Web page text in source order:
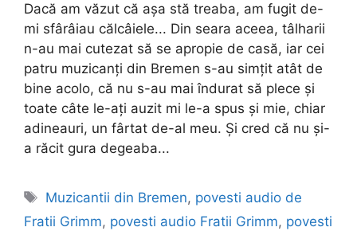
Dacă am văzut că așa stă treaba, am fugit de-
mi sfârâiau călcâiele... Din seara aceea, tâlharii
n-au mai cutezat să se apropie de casă, iar cei
patru muzicanți din Bremen s-au simțit atât de
bine acolo, că nu s-au mai îndurat să plece și
toate câte le-ați auzit mi le-a spus și mie, chiar
adineauri, un fârtat de-al meu. Și cred că nu și-
a răcit gura degeaba...
Etichete
Muzicantii din Bremen, povesti audio de
Fratii Grimm, povesti audio Fratii Grimm, povesti